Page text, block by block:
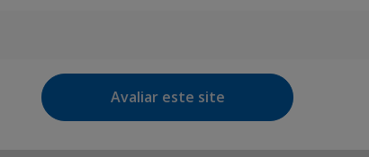
Avaliar este site